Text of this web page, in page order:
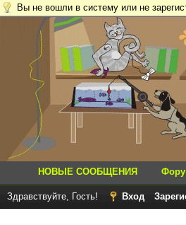
Вы не вошли в систему или не
НОВЫЕ СООБЩЕНИЯ
Здравствуйте, Гость! Вход